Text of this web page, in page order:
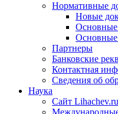
Нормативные
Новые
Основные
Основные
Партнеры
Банковские
Контактная
Сведения об
Наука
Сайт Lihachev.ru